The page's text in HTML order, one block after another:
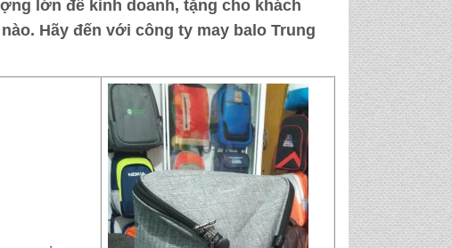
lớn để kinh doanh, tặng cho khách
Hãy đến với công ty may balo Trung